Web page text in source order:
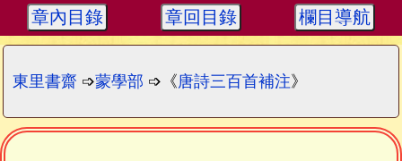
章內目錄 章回目錄 欄目導航
東里書齋 ➩蒙學部 ➩《唐詩三百首補注》